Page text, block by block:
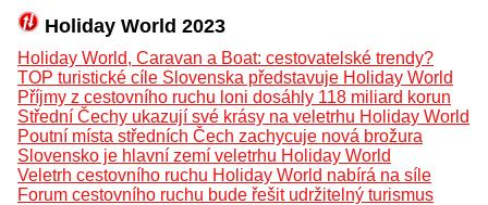
Holiday World 2023
Holiday World, Caravan a Boat: cestovatelské trendy?
TOP turistické cíle Slovenska představuje Holiday World
Příjmy z cestovního ruchu loni dosáhly 118 miliard korun
Střední Čechy ukazují své krásy na veletrhu Holiday World
Poutní místa středních Čech zachycuje nová brožura
Slovensko je hlavní zemí veletrhu Holiday World
Veletrh cestovního ruchu Holiday World nabírá na síle
Forum cestovního ruchu bude řešit udržitelný turismus